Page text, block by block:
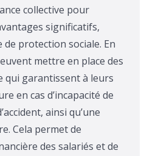
collective pour
significatifs,
protection sociale. En
mettre en place des
qui garantissent à leurs
en cas d’incapacité de
ainsi qu’une
Cela permet de
des salariés et de